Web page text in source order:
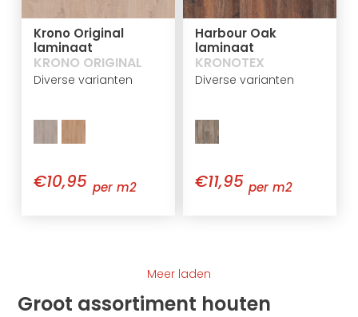
Krono Original
laminaat
KRONO ORIGINAL
Diverse varianten
€10,95 per m2
Harbour Oak
laminaat
KRONOTEX
Diverse varianten
€11,95 per m2
Meer laden
Groot assortiment houten